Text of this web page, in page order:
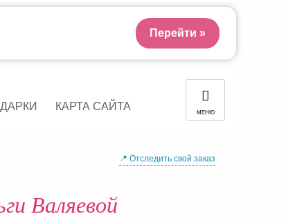
КАРТА САЙТА МЕНЮ
📍 Отследить свой заказ
Валяевой
Перейти »